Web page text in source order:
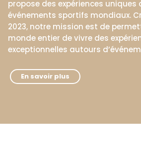
propose des expériences
événements sportifs mondiaux.
2023, notre mission est de
monde entier de vivre des
exceptionnelles autours
En savoir plus